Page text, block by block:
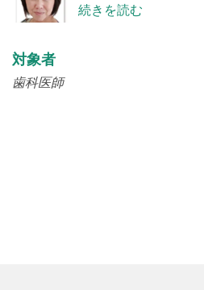
続きを読む
対象者
歯科医師